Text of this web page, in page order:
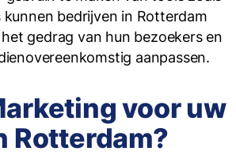
kunnen bedrijven in Rotterdam
gedrag van hun bezoekers en
aanpassen.
voor uw
Rotterdam?